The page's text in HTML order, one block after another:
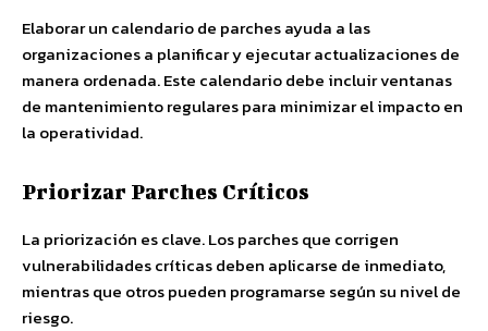
Elaborar un calendario de parches ayuda a las
organizaciones a planificar y ejecutar actualizaciones de
manera ordenada. Este calendario debe incluir ventanas
de mantenimiento regulares para minimizar el impacto en
la operatividad.
Priorizar Parches Críticos
La priorización es clave. Los parches que corrigen
vulnerabilidades críticas deben aplicarse de inmediato,
mientras que otros pueden programarse según su nivel de
riesgo.